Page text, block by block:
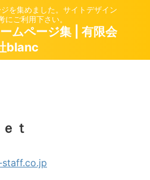
を集めました。サイトデザイン
にご利用下さい。
ムページ集 | 有限会
blanc
ｔ